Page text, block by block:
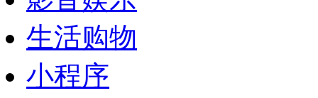
生活购物
小程序